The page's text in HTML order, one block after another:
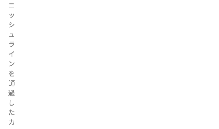
ニ
ッ
シ
ュ
ラ
イ
ン
を
通
過
し
た
カ
ニ
ッ
シ
ュ
ラ
イ
ン
を
通
過
し
た
カ